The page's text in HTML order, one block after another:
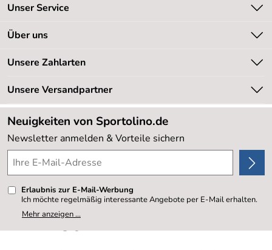
Unser Service
Kontakt
Newsletter
Retourenabwicklung
Lieferbedingungen
Kundenlogin
Über uns
Unsere Bestseller
Neu
Sale %
Kundenbewertungen (20.179)
4,8/5*****
Unsere Zahlarten
Unsere Versandpartner
Neuigkeiten von Sportolino.de
Newsletter anmelden & Vorteile sichern
Erlaubnis zur E-Mail-Werbung
Ich möchte regelmäßig interessante Angebote per E-Mail erhalten.
Meine E-Mail-Adresse wird nicht an andere Unternehmen
weitergegeben. Zu statistischen Zwecken wird in anonymer Form
Mehr anzeigen ...